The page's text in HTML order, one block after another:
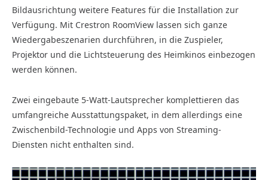
Bildausrichtung weitere Features für die Installation zur
Verfügung. Mit Crestron RoomView lassen sich ganze
Wiedergabeszenarien durchführen, in die Zuspieler,
Projektor und die Lichtsteuerung des Heimkinos einbezogen
werden können.
Zwei eingebaute 5-Watt-Lautsprecher komplettieren das
umfangreiche Ausstattungspaket, in dem allerdings eine
Zwischenbild-Technologie und Apps von Streaming-
Diensten nicht enthalten sind.